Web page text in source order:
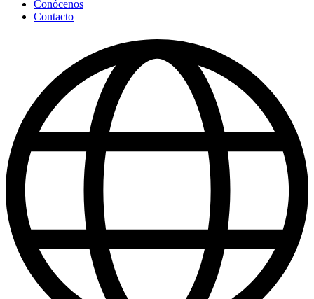
Conócenos
Contacto